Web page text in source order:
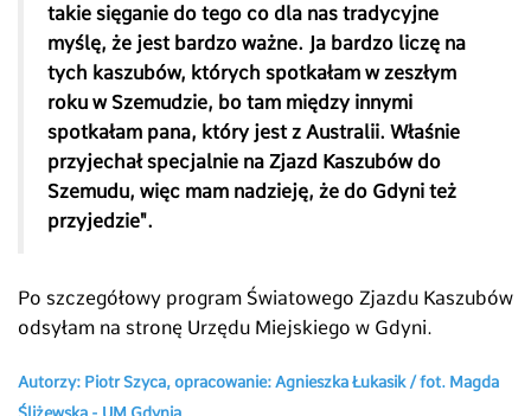
takie sięganie do tego co dla nas tradycyjne
myślę, że jest bardzo ważne. Ja bardzo liczę na
tych kaszubów, których spotkałam w zeszłym
roku w Szemudzie, bo tam między innymi
spotkałam pana, który jest z Australii. Właśnie
przyjechał specjalnie na Zjazd Kaszubów do
Szemudu, więc mam nadzieję, że do Gdyni też
przyjedzie".
Po szczegółowy program Światowego Zjazdu Kaszubów
odsyłam na stronę Urzędu Miejskiego w Gdyni.
Autorzy: Piotr Szyca, opracowanie: Agnieszka Łukasik / fot. Magda
Śliżewska - UM Gdynia